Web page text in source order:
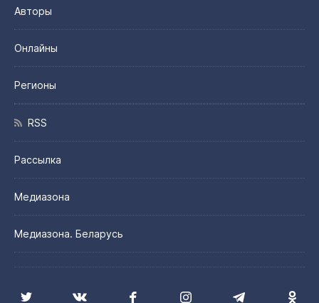
Авторы
Онлайны
Регионы
RSS
Рассылка
Медиазона
Медиазона. Беларусь